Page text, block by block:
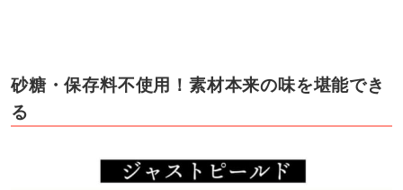
砂糖・保存料不使用！素材本来の味を堪能でき
る